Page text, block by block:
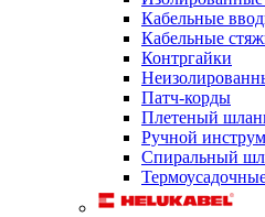
Кабельные
Кабельные
Контргайки
Патч-корды
Плетеный
Ручной
Спиральный